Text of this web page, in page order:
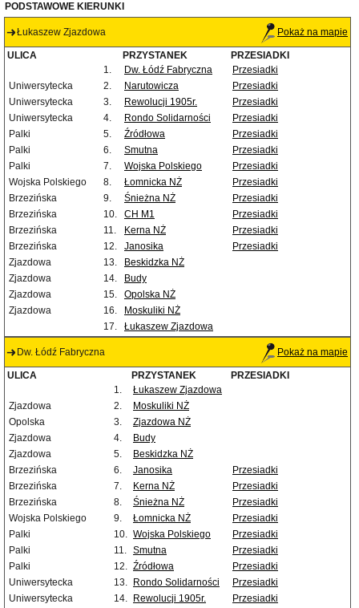
PODSTAWOWE KIERUNKI
Łukaszew Zjazdowa Pokaż na mapie
ULICA PRZYSTANEK
PRZESIADKI
1.
Dw. Łódź Fabryczna
Przesiadki
Uniwersytecka
2. Narutowicza
Przesiadki
Uniwersytecka
3. Rewolucji 1905r.
Przesiadki
Uniwersytecka
4. Rondo Solidarności
Przesiadki
Palki
5. Źródłowa
Przesiadki
Palki
6. Smutna
Przesiadki
Palki
7. Wojska Polskiego
Przesiadki
Wojska Polskiego
8. Łomnicka NŻ
Przesiadki
Brzezińska
9. Śnieżna NŻ
Przesiadki
Brzezińska
10. CH M1
Przesiadki
Brzezińska
11. Kerna NŻ
Przesiadki
Brzezińska
12. Janosika
Przesiadki
Zjazdowa
13.
Beskidzka NŻ
Zjazdowa
14.
Budy
Zjazdowa
15.
Opolska NŻ
Zjazdowa
16.
Moskuliki NŻ
17.
Łukaszew Zjazdowa
Dw. Łódź Fabryczna Pokaż na mapie
ULICA PRZYSTANEK
PRZESIADKI
1.
Łukaszew Zjazdowa
Zjazdowa
2.
Moskuliki NŻ
Opolska
3.
Zjazdowa NŻ
Zjazdowa
4.
Budy
Zjazdowa
5.
Beskidzka NŻ
Brzezińska
6. Janosika
Przesiadki
Brzezińska
7. Kerna NŻ
Przesiadki
Brzezińska
8. Śnieżna NŻ
Przesiadki
Wojska Polskiego
9. Łomnicka NŻ
Przesiadki
Palki
10. Wojska Polskiego
Przesiadki
Palki
11. Smutna
Przesiadki
Palki
12. Źródłowa
Przesiadki
Uniwersytecka
13. Rondo Solidarności
Przesiadki
Uniwersytecka
14. Rewolucji 1905r. Przesiadki